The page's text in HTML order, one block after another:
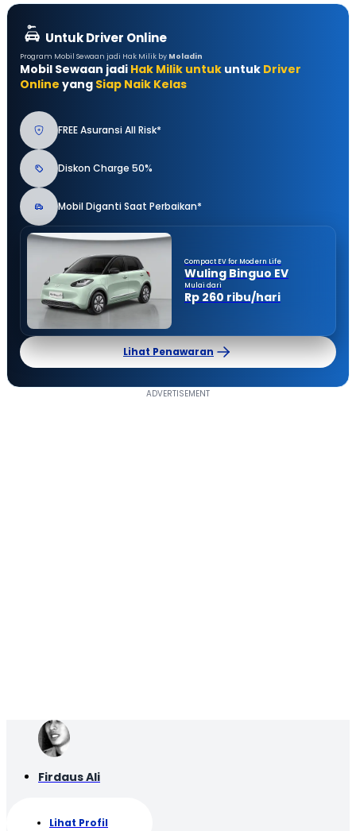
Untuk Driver Online
Program Mobil Sewaan jadi Hak Milik by Moladin
Mobil Sewaan jadi Hak Milik untuk untuk Driver
Online yang Siap Naik Kelas
FREE Asuransi All Risk*
Diskon Charge 50%
Mobil Diganti Saat Perbaikan*
Compact EV for Modern Life
Wuling Binguo EV
Mulai dari
Rp 260 ribu/hari
Lihat Penawaran
Firdaus Ali
Lihat Profil